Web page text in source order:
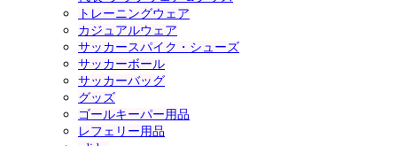
トレーニングウェア
カジュアルウェア
サッカースパイク・シューズ
サッカーボール
サッカーバッグ
グッズ
ゴールキーパー用品
レフェリー用品